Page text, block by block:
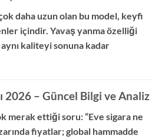
daha uzun olan bu model, keyfi
içindir. Yavaş yanma özelliği
kaliteyi sonuna kadar
2026 – Güncel Bilgi ve Analiz
merak ettiği soru:“Eve sigara ne
fiyatlar; global hammadde